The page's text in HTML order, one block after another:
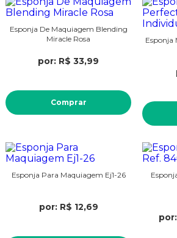
Esponja De Maquiagem Blending
Miracle Rosa
por: R$ 33,99
Comprar
Esponja
Esponja Para Maquiagem Ej1-26
por: R$ 12,69